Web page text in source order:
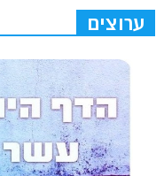
ערוצים